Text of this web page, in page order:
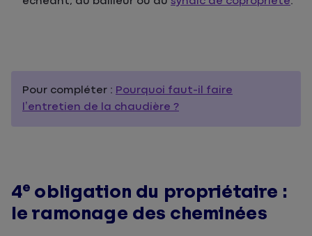
Pour compléter : Pourquoi faut-il faire
l’entretien de la chaudière ?
4e obligation du propriétaire :
le ramonage des cheminées